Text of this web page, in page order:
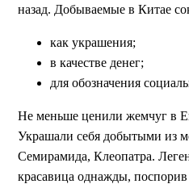
назад. Добываемые в Китае
как украшения;
в качестве денег;
для обозначения
Не меньше ценили жемчуг в
Украшали себя добытыми из
Семирамида, Клеопатра.
красавица однажды,